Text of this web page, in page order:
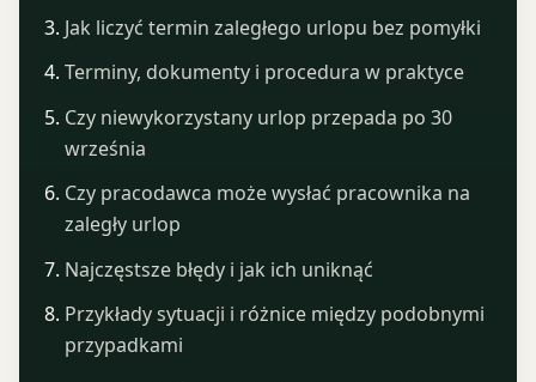
Jak liczyć termin zaległego urlopu bez pomyłki
Terminy, dokumenty i procedura w praktyce
Czy niewykorzystany urlop przepada po 30
września
Czy pracodawca może wysłać pracownika na
zaległy urlop
Najczęstsze błędy i jak ich uniknąć
Przykłady sytuacji i różnice między podobnymi
przypadkami